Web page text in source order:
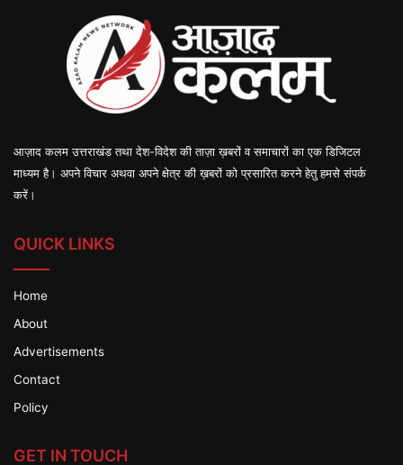
आज़ाद कलम उत्तराखंड तथा देश-विदेश की ताज़ा ख़बरों व समाचारों का एक डिजिटल
माध्यम है। अपने विचार अथवा अपने क्षेत्र की ख़बरों को प्रसारित करने हेतु हमसे संपर्क
करें।
QUICK LINKS
Home
About
Advertisements
Contact
Policy
GET IN TOUCH